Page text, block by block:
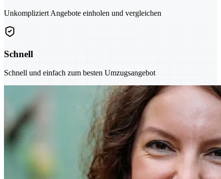
Unkompliziert Angebote einholen und vergleichen
Schnell
Schnell und einfach zum besten Umzugsangebot